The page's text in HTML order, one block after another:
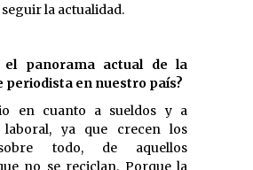
la actualidad.
el panorama actual de la
periodista en nuestro país?
en cuanto a sueldos y a
laboral, ya que crecen los
todo, de aquellos
no se reciclan. Porque la